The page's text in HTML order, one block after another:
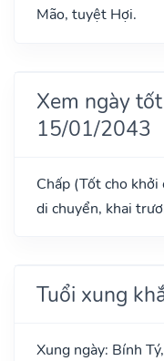
Mão, tuyệt Hợi.
Xem ngày
15/01/2043
Chấp (Tốt cho khởi
di chuyển, khai
Tuổi xung
Xung ngày: Bính